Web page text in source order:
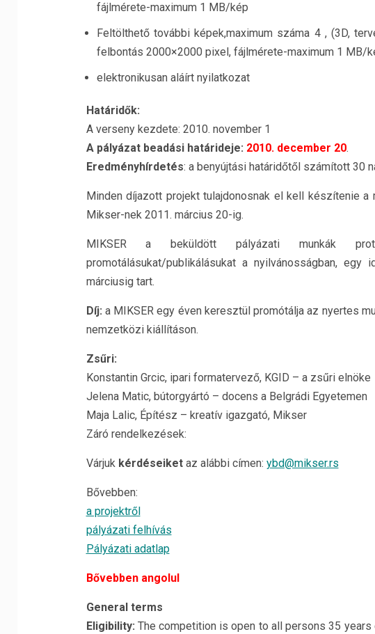
fájlmérete-maximum 1 MB/kép
Feltölthető további képek,maximum száma 4 , (3D,
felbontás 2000×2000 pixel, fájlmérete-maximum 1 MB/
elektronikusan aláírt nyilatkozat
Határidők:
A verseny kezdete: 2010. november 1
A pályázat beadási határideje: 2010. december 20.
Eredményhírdetés: a benyújtási határidőtől számított 30
Minden díjazott projekt tulajdonosnak el kell készítenie a
Mikser-nek 2011. március 20-ig.
MIKSER a beküldött pályázati munkák
promotálásukat/publikálásukat a nyilvánosságban, egy
márciusig tart.
Díj: a MIKSER egy éven keresztül promótálja az nyertes
nemzetközi kiállításon.
Zsűri:
Konstantin Grcic, ipari formatervező, KGID – a zsűri elnöke
Jelena Matic, bútorgyártó – docens a Belgrádi Egyetemen
Maja Lalic, Építész – kreatív igazgató, Mikser
Záró rendelkezések:
Várjukkérdéseiketaz alábbi címen: ybd@mikser.rs
Bővebben:
a projektről
pályázati felhívás
Pályázati adatlap
Bővebben angolul
General terms
Eligibility: The competition is open to all persons 35